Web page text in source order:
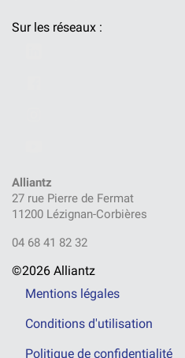
Sur les réseaux :
Alliantz
27 rue Pierre de Fermat
11200 Lézignan-Corbières
04 68 41 82 32
©2026 Alliantz
Mentions légales
Conditions d'utilisation
Politique de confidentialité